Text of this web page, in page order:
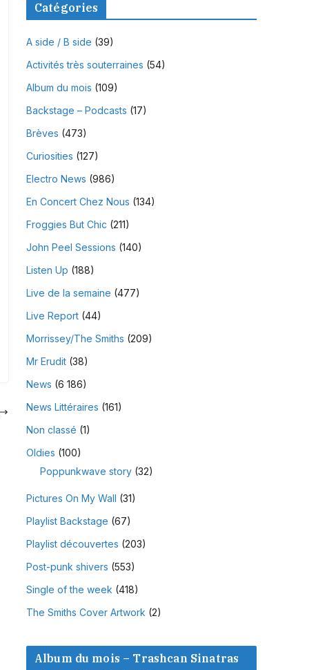
Catégories
A side / B side (39)
Activités très souterraines (54)
Album du mois (109)
Backstage – Podcasts (17)
Brèves (473)
Curiosities (127)
Electro News (986)
En Concert Chez Nous (134)
Froggies But Chic (211)
John Peel Sessions (140)
Listen Up (188)
Live de la semaine (477)
Live Report(44)
Morrissey/The Smiths (209)
Mr Erudit(38)
News (6 186)
News Littéraires (161)
Non classé (1)
Oldies (100)
Poppunkwave story(32)
Pictures On My Wall (31)
Playlist Backstage (67)
Playlist découvertes (203)
Post-punk shivers (553)
Single of the week (418)
The Smiths Cover Artwork (2)
Album du mois – Trashcan Sinatras